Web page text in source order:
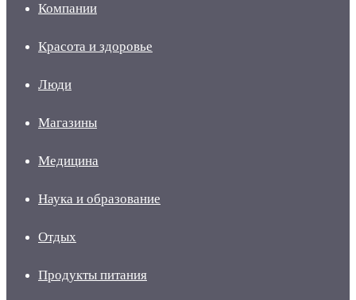
Компании
Красота и здоровье
Люди
Магазины
Медицина
Наука и образование
Отдых
Продукты питания